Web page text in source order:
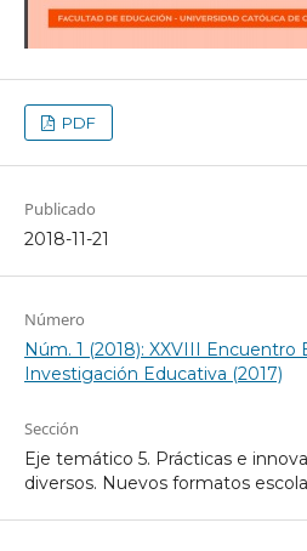
PDF
Publicado
2018-11-21
Número
Núm. 1 (2018): XXVIII Encuentro
Investigación Educativa (2017)
Sección
Eje temático 5. Prácticas e
diversos. Nuevos formatos